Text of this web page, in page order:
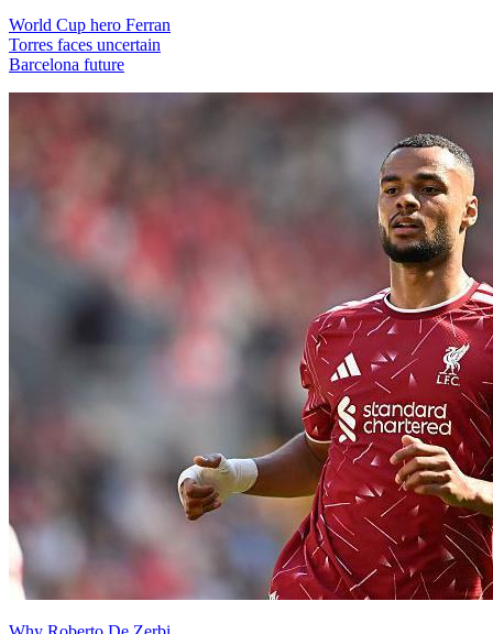
World Cup hero Ferran
Torres faces uncertain
Barcelona future